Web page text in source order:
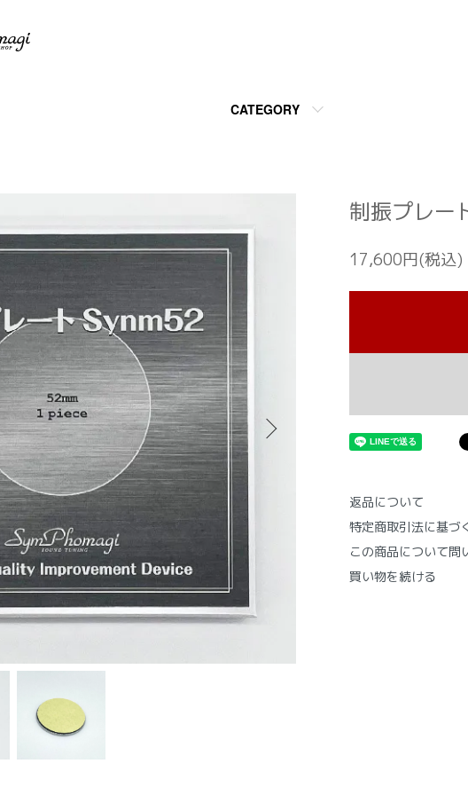
CATEGORY
制振プレ
17,600円(税込)
返品について
特定商取引法に基づ
この商品について問
買い物を続ける